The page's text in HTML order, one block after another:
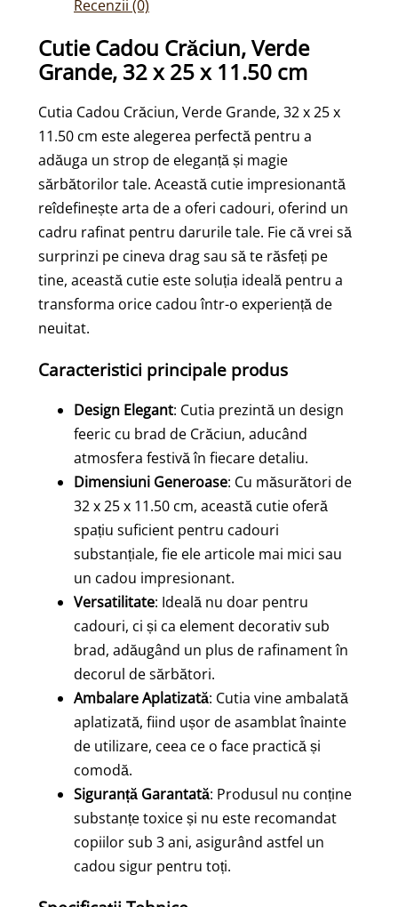
Recenzii (0)
Cutie Cadou Crăciun, Verde
Grande, 32 x 25 x 11.50 cm
Cutia Cadou Crăciun, Verde Grande, 32 x 25 x
11.50 cm este alegerea perfectă pentru a
adăuga un strop de eleganță și magie
sărbătorilor tale. Această cutie impresionantă
reîdefinește arta de a oferi cadouri, oferind un
cadru rafinat pentru darurile tale. Fie că vrei să
surprinzi pe cineva drag sau să te răsfeți pe
tine, această cutie este soluția ideală pentru a
transforma orice cadou într-o experiență de
neuitat.
Caracteristici principale produs
Design Elegant: Cutia prezintă un design
feeric cu brad de Crăciun, aducând
atmosfera festivă în fiecare detaliu.
Dimensiuni Generoase: Cu măsurători de
32 x 25 x 11.50 cm, această cutie oferă
spațiu suficient pentru cadouri
substanțiale, fie ele articole mai mici sau
un cadou impresionant.
Versatilitate: Ideală nu doar pentru
cadouri, ci și ca element decorativ sub
brad, adăugând un plus de rafinament în
decorul de sărbători.
Ambalare Aplatizată: Cutia vine ambalată
aplatizată, fiind ușor de asamblat înainte
de utilizare, ceea ce o face practică și
comodă.
Siguranță Garantată: Produsul nu conține
substanțe toxice și nu este recomandat
copiilor sub 3 ani, asigurând astfel un
cadou sigur pentru toți.